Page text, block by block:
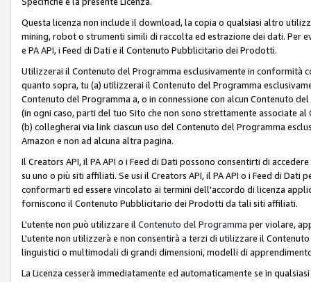
Questa licenza non include il download, la copia o qualsiasi altro
mining, robot o strumenti simili di raccolta ed estrazione dei dati. Per
e PA API, i Feed di Dati e il Contenuto Pubblicitario dei Prodotti.
Utilizzerai il Contenuto del Programma esclusivamente in conformità
quanto sopra, tu (a) utilizzerai il Contenuto del Programma
Contenuto del Programma a, o in connessione con alcun Contenuto
(in ogni caso, parti del tuo Sito che non sono strettamente associate
(b) collegherai via link ciascun uso del Contenuto del Programma
Amazon e non ad alcuna altra pagina.
Il Creators API, il PA API o i Feed di Dati possono consentirti di
su uno o più siti affiliati. Se usi il Creators API, il PA API o i Feed di
conformarti ed essere vincolato ai termini dell'accordo di licenza
forniscono il Contenuto Pubblicitario dei Prodotti da tali siti affiliati.
L'utente non può utilizzare il Contenuto del Programma per violare,
L'utente non utilizzerà e non consentirà a terzi di utilizzare il
linguistici o multimodali di grandi dimensioni, modelli di
La Licenza cesserà immediatamente ed automaticamente se in